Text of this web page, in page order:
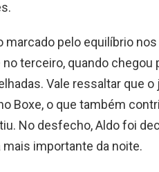
marcado pelo equilíbrio
terceiro, quando
Vale ressaltar que
Boxe, o que também
No desfecho, Aldo foi
mais importante da noite.